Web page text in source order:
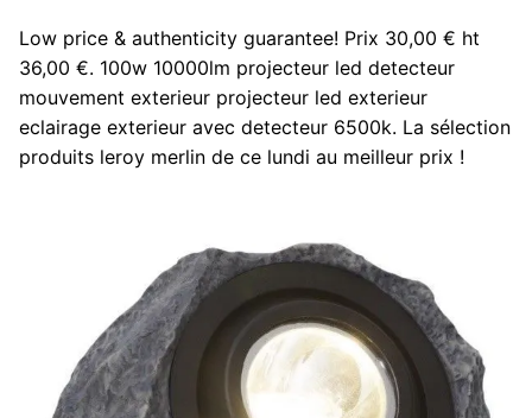
Low price & authenticity guarantee! Prix 30,00 € ht
36,00 €. 100w 10000lm projecteur led detecteur
mouvement exterieur projecteur led exterieur
eclairage exterieur avec detecteur 6500k. La sélection
produits leroy merlin de ce lundi au meilleur prix !